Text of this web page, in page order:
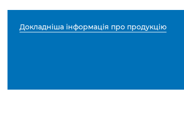
Докладніша інформація про продукцію